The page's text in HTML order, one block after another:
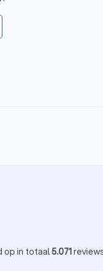
op in totaal5.071